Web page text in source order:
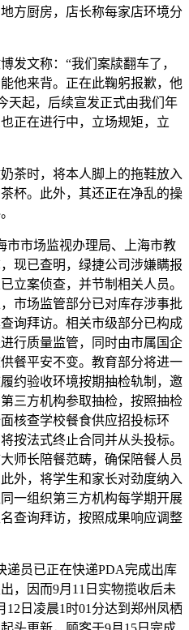
方厨房，店长称每家店环境分
文称：“我们案牍翻车了，
他来背。正在此鞠躬报歉，他
天起，后续宣发正式由我们年
正在进行中，立场规矩，立
时，将本人脚上的拖鞋放入
杯。此外，其还正在净乱的操
市场监视办理局、上海市教
现已查明，绿捷公司涉嫌瞒报
立案侦查，并节制相关人员。
市场监管部分已对库存涉事批
询拜访。相关市级部分已构成
行质量监管，同时由市属国企
餐平安不变。教育部分将进一
约验收环境按期抽检轨制，邀
三方机构参取抽检，按照抽检
核查学校餐食供应招投标环
按法式终止合同并从头投标。
师长陪餐范畴，确保陪餐人员
外，将学生和家长对劲度纳入
一组织第三方机构每学期开展
查询拜访，按照成果响应调整
员已正在快递PDA完成出库
，因而9月11日实物揽收后未
12日凌晨1时01分达到郑州凤栖